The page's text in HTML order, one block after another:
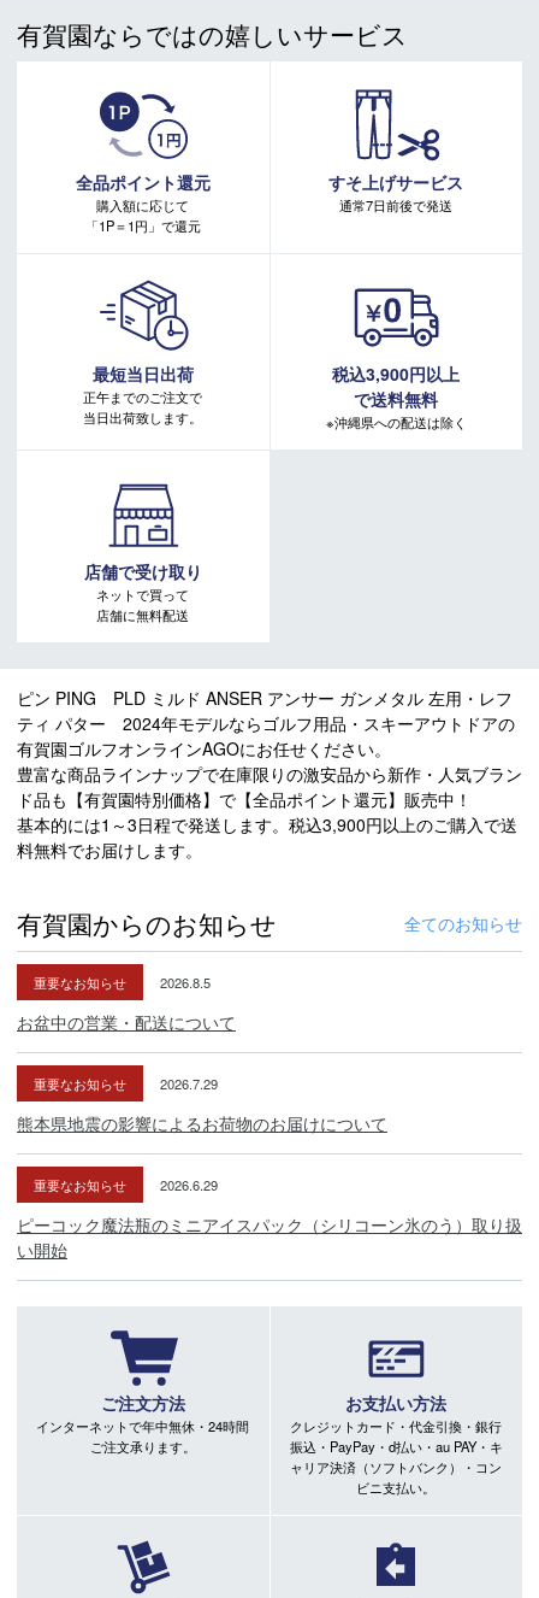
1.ヘッド ～ ネックまで一体成型の精密鍛造
3.バックフェース刻印 ～ フェースの削り出し
4.最終加工 ～ 仕上げ
標準グリップ
・PP58 TOUR M
SPECIFICATION
標準ライ角：70度（カラーコード：ブラック）
標準ロフト角：3度
ヘッド ヘッド重量
ストロークタイプ
ANSER / ANSER
ヒール・トゥ・バランス
ANSER 2D /
ANSER D
DS 72 365g
OSLO 4 375g
トゥ・バランス
アーク
ALLY BLUE 4 370g
トゥ・バランス
アーク
PRIME TYNE 4 360g
トゥ・バランス
アーク
標準グリップ
グリップ重量
シャフト
発売
※クラブスペック・仕様は設計値になります。実測値と若干異なる
場合がありますのでご了承ください。
商品在庫につきまして
在庫管理システム連動により、当店が運営する複数ショッピ
数分間隔での在庫情報更新になりますのでご注文のタイミン
グによりましては、設定に誤差が生じる場合があります。
その際にはご案内をさせて頂きますので予めご了承願いま
注意事項：
・有賀園ポイントの獲得には別途ログイン/新規登録が必要です。
・本特典は予告なく変更・中止させて頂く場合があります。
・本キャンペーンの特典を受ける場合、ドコモ専用ページでエントリーが必要です。
詳しくはこちらをご確認ください。
キャンペーンページ
有賀園ならではの嬉しいサービス
全品ポイント還元
購入額に応じて
「1P＝1円」で還元
すそ上げサービス
通常7日前後で発送
最短当日出荷
正午までのご注文で
当日出荷致します。
税込3,900円以上
で送料無料
※沖縄県への配送は除く
店舗で受け取り
ネットで買って
店舗に無料配送
ピン PING PLD ミルド ANSER アンサー ガンメタル 左用・レフ
ティ パター 2024年モデルならゴルフ用品・スキーアウトドアの
有賀園ゴルフオンラインAGOにお任せください。
豊富な商品ラインナップで在庫限りの激安品から新作・人気ブラン
ド品も【有賀園特別価格】で【全品ポイント還元】販売中！
基本的には1～3日程で発送します。税込3,900円以上のご購入で送
料無料でお届けします。
有賀園からのお知らせ 全てのお知らせ
重要なお知らせ 2026.8.5
お盆中の営業・配送について
重要なお知らせ 2026.7.29
熊本県地震の影響によるお荷物のお届けについて
重要なお知らせ 2026.6.29
ピーコック魔法瓶のミニアイスパック（シリコーン氷のう）取り扱
い開始
ご注文方法
インターネットで年中無休・24時間
ご注文承ります。
お支払い方法
クレジットカード・代金引換・銀行
振込・PayPay・d払い・au PAY・キ
ャリア決済（ソフトバンク）・コン
ビニ支払い。